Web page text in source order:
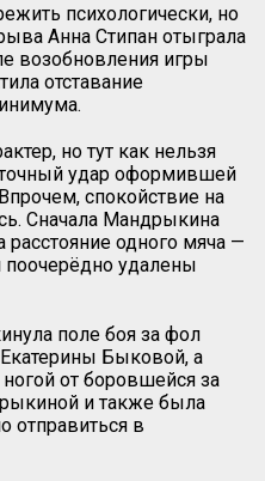
психологически, но
Анна Стипан отыграла
возобновления игры
отставание
но тут как нельзя
удар оформившей
спокойствие на
Сначала Мандрыкина
расстояние одного мяча —
удалены
поле боя за фол
Быковой, а
от боровшейся за
и также была
в